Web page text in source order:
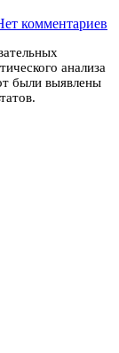
комментариев
анализа
были выявлены